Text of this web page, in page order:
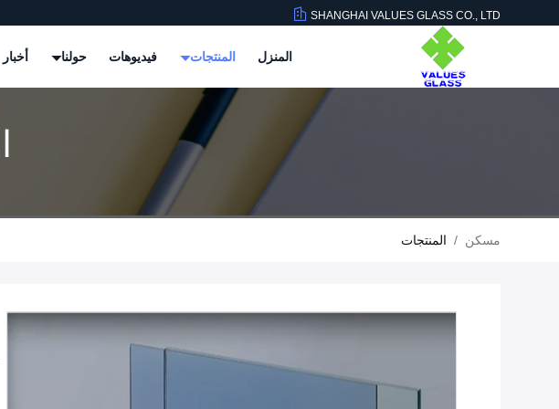
SHANGHAI VALUES GLASS CO., LTD
المنزل المنتجات فيديوهات حولنا أخبار
مسكن / المنتجات